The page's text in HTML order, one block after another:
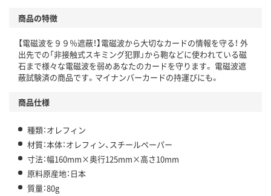
商品の特徴
【電磁波を９９％遮蔽！】電磁波から大切なカードの情報を守る！ 外
出先での「非接触式スキミング犯罪」から鞄などに使われている磁
石まで様々な電磁波を弱めあなたのカードを守ります。 電磁波遮
蔽試験済の商品です。マイナンバーカードの持運びにも。
商品仕様
種類：オレフィン
材質：本体：オレフィン、スチールペーパー
寸法：幅160mm×奥行125mm×高さ10mm
原料原産地：日本
質量：80g